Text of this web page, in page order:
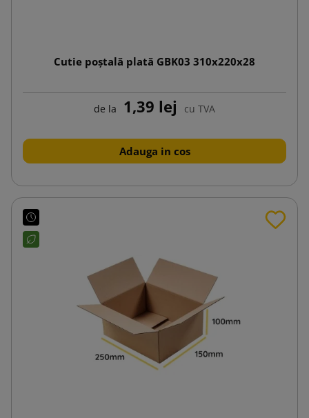
Cutie poștală plată GBK03 310x220x28
de la 1,39 lej cu TVA
Adauga in cos